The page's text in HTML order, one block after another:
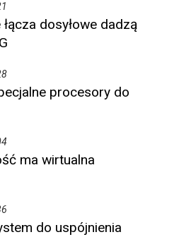
dosyłowe dadzą
procesory do
ma wirtualna
do uspójnienia